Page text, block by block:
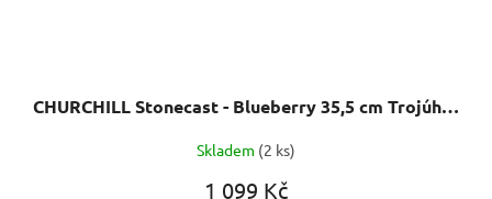
CHURCHILL Stonecast - Blueberry 35,5 cm Trojúhelníkový servírovací talíř
Skladem (2 ks)
1 099 Kč